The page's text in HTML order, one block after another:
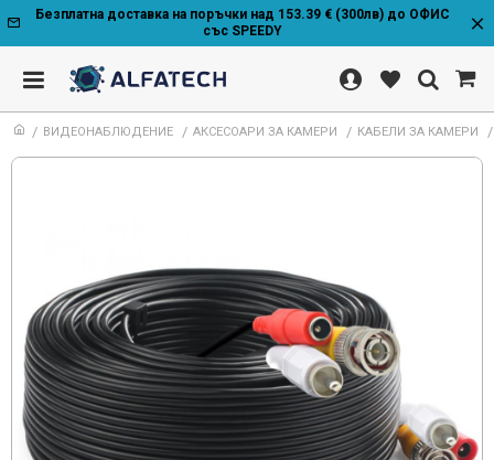
Безплатна доставка на поръчки над 153.39 € (300лв) до ОФИС
със SPEEDY
ВИДЕОНАБЛЮДЕНИЕ АКСЕСОАРИ ЗА КАМЕРИ КАБЕЛИ ЗА КАМЕРИ